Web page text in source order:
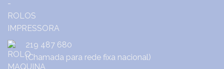
219 487 680
(Chamada para rede fixa nacional)